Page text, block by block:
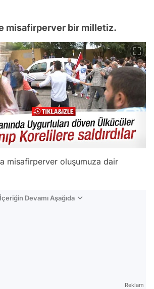
misafirperver bir milletiz.
misafirperver oluşumuza dair
İçeriğin Devamı Aşağıda
Reklam